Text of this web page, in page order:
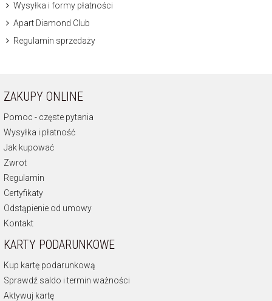
Wysyłka i formy płatności
Apart Diamond Club
Regulamin sprzedaży
ZAKUPY ONLINE
Pomoc - częste pytania
Wysyłka i płatność
Jak kupować
Zwrot
Regulamin
Certyfikaty
Odstąpienie od umowy
Kontakt
KARTY PODARUNKOWE
Kup kartę podarunkową
Sprawdź saldo i termin ważności
Aktywuj kartę